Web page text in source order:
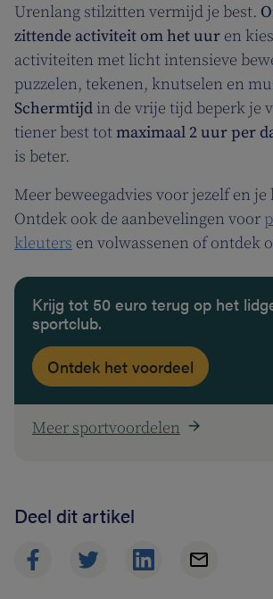
Urenlang stilzitten vermijd je best.
zittende activiteit om het uur en
activiteiten met licht intensieve
puzzelen, tekenen, knutselen en
Schermtijd in de vrije tijd beperk je
tiener best totmaximaal 2 uur per
is beter.
Meer beweegadvies voor jezelf en je
Ontdek ook de aanbevelingen voor
kleuters en volwassenen of ontdek
Krijg tot 50 euro terug op het
sportclub.
Ontdek het voordeel
Meer sportvoordelen
Deel dit artikel